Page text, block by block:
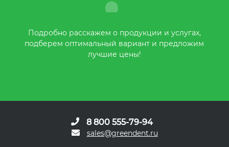
Подробно расскажем о продукции и услугах,
подберем оптимальный вариант и предложим
лучшие цены!
8 800 555-79-94
sales@greendent.ru